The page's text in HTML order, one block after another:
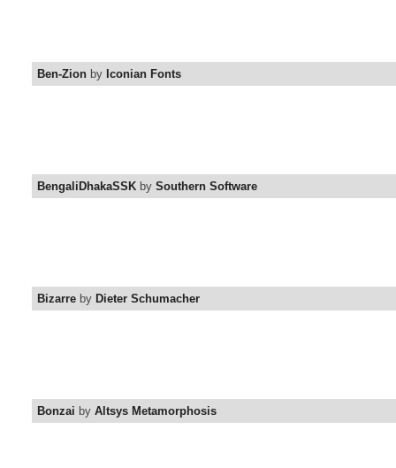
Ben-Zion by Iconian Fonts
BengaliDhakaSSK by Southern Software
Bizarre by Dieter Schumacher
Bonzai by Altsys Metamorphosis